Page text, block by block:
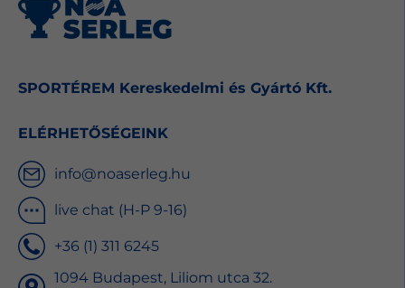
SPORTÉREM Kereskedelmi és Gyártó Kft.
ELÉRHETŐSÉGEINK
info@noaserleg.hu
live chat (H-P 9-16)
+36 (1) 311 6245
1094 Budapest, Liliom utca 32.